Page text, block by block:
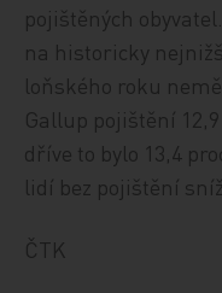
pojištěných
na historicky
loňského roku
Gallup pojištění
dříve to bylo 13,4
lidí bez pojištění
ČTK